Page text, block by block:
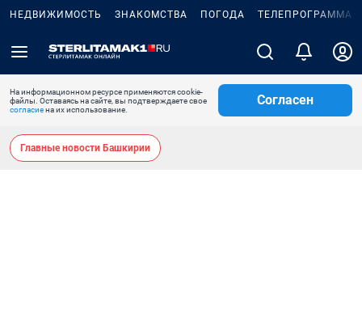
НЕДВИЖИМОСТЬ ЗНАКОМСТВА ПОГОДА ТЕЛЕПРОГРАММА
На информационном ресурсе применяются cookie-
файлы. Оставаясь на сайте, вы подтверждаете свое
согласиена их использование.
Согласен
Главные новости Башкирии